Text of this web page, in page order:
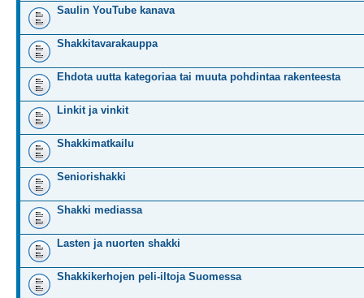
Saulin YouTube kanava
Shakkitavarakauppa
Ehdota uutta kategoriaa tai muuta pohdintaa rakenteesta
Linkit ja vinkit
Shakkimatkailu
Seniorishakki
Shakki mediassa
Lasten ja nuorten shakki
Shakkikerhojen peli-iltoja Suomessa